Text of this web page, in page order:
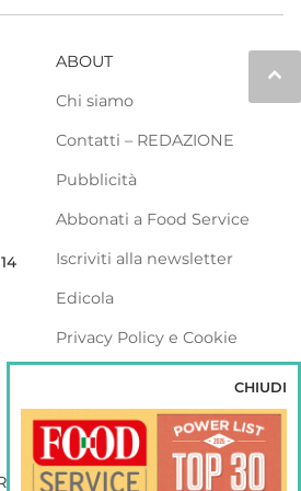
keyboard_arrow_up
ABOUT
Chi siamo
Contatti – REDAZIONE
Pubblicità
Abbonati a Food Service
Iscriviti alla newsletter
Edicola
Privacy Policy e Cookie
DISTRIBUZIONE
WEBINAR VENDING
CHIUDI